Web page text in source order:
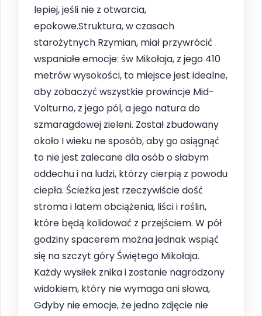
lepiej, jeśli nie z otwarcia,
epokowe.Struktura, w czasach
starożytnych Rzymian, miał przywrócić
wspaniałe emocje: św Mikołaja, z jego 410
metrów wysokości, to miejsce jest idealne,
aby zobaczyć wszystkie prowincje Mid-
Volturno, z jego pól, a jego natura do
szmaragdowej zieleni. Został zbudowany
około I wieku ne sposób, aby go osiągnąć
to nie jest zalecane dla osób o słabym
oddechu i na ludzi, którzy cierpią z powodu
ciepła. Ścieżka jest rzeczywiście dość
stroma i latem obciążenia, liści i roślin,
które będą kolidować z przejściem. W pół
godziny spacerem można jednak wspiąć
się na szczyt góry Świętego Mikołaja.
Każdy wysiłek znika i zostanie nagrodzony
widokiem, który nie wymaga ani słowa,
Gdyby nie emocje, że jedno zdjęcie nie